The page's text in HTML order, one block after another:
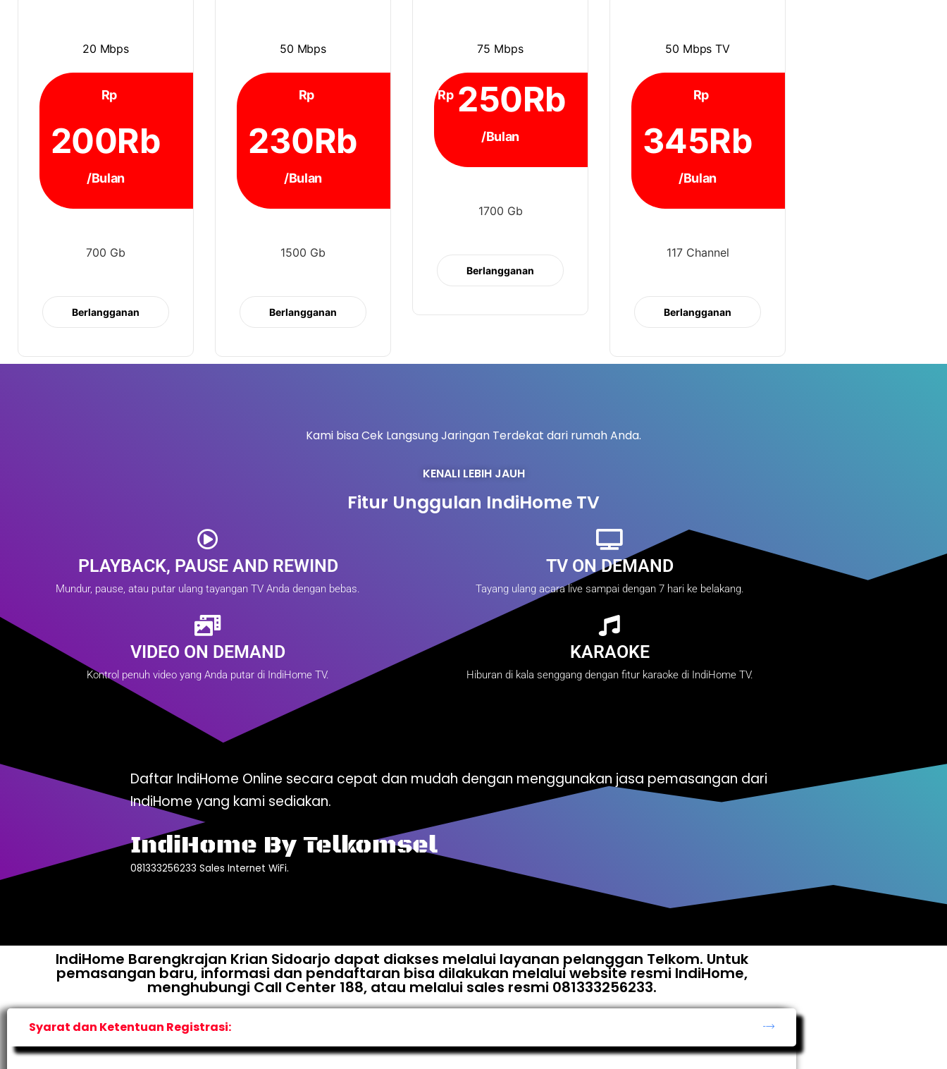
20 Mbps
Rp
200Rb
/Bulan
700 Gb
Berlangganan
50 Mbps
Rp
230Rb
/Bulan
1500 Gb
Berlangganan
75 Mbps
Rp 250Rb
/Bulan
1700 Gb
Berlangganan
50 Mbps TV
Rp
345Rb
/Bulan
117 Channel
Berlangganan
Kami bisa Cek Langsung Jaringan Terdekat dari rumah Anda.
KENALI LEBIH JAUH
Fitur Unggulan IndiHome TV
PLAYBACK, PAUSE AND REWIND
Mundur, pause, atau putar ulang tayangan TV Anda dengan bebas.
TV ON DEMAND
Tayang ulang acara live sampai dengan 7 hari ke belakang.
VIDEO ON DEMAND
Kontrol penuh video yang Anda putar di IndiHome TV.
KARAOKE
Hiburan di kala senggang dengan fitur karaoke di IndiHome TV.
Daftar IndiHome Online secara cepat dan mudah dengan menggunakan jasa pemasangan dari
IndiHome yang kami sediakan.
IndiHome By Telkomsel
081333256233 Sales Internet WiFi.
IndiHome Barengkrajan Krian Sidoarjo dapat diakses melalui layanan pelanggan Telkom. Untuk
pemasangan baru, informasi dan pendaftaran bisa dilakukan melalui website resmi IndiHome,
menghubungi Call Center 188, atau melalui sales resmi 081333256233.
Syarat dan Ketentuan Registrasi: